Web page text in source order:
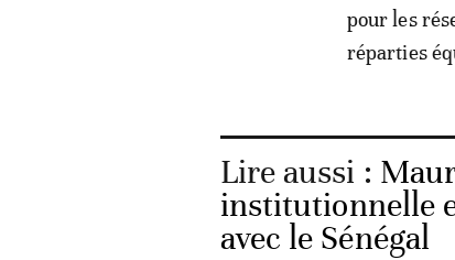
pour les
réparties
Lire aussi :
institutionnelle
avec le Sénégal